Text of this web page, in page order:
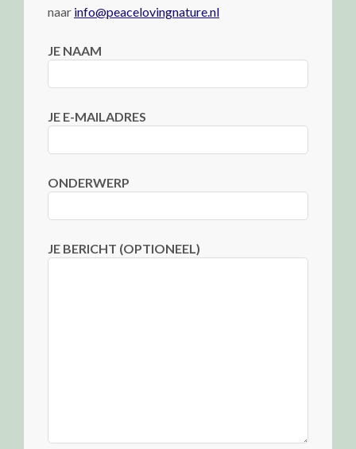
naar info@peacelovingnature.nl
JE NAAM
JE E-MAILADRES
ONDERWERP
JE BERICHT (OPTIONEEL)